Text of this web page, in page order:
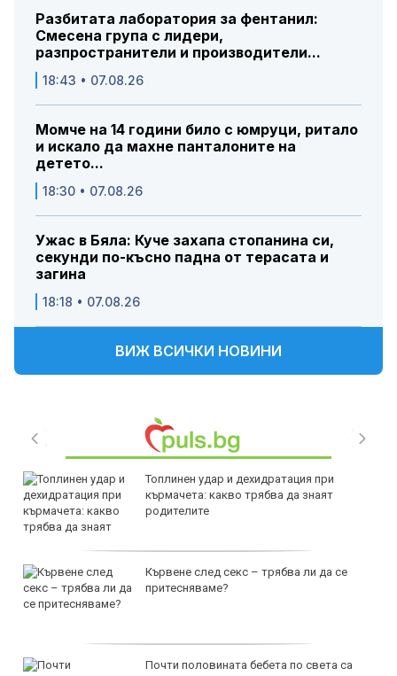
Разбитата лаборатория за фентанил:
Смесена група с лидери,
разпространители и производители...
18:43 • 07.08.26
Момче на 14 години било с юмруци, ритало
и искало да махне панталоните на
детето...
18:30 • 07.08.26
Ужас в Бяла: Куче захапа стопанина си,
секунди по-късно падна от терасата и
загина
18:18 • 07.08.26
ВИЖ ВСИЧКИ НОВИНИ
Топлинен удар и дехидратация при
кърмачета: какво трябва да знаят
родителите
Кървене след секс – трябва ли да се
притесняваме?
Почти половината бебета по света са